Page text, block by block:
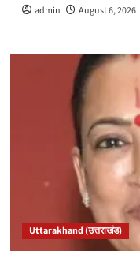
admin August 6, 2026
Uttarakhand (उत्तराखंड)